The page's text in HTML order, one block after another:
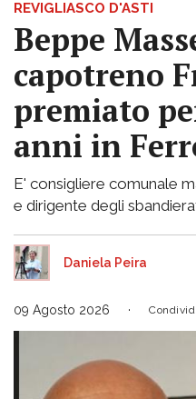
REVIGLIASCO D'ASTI
Beppe
capotreno
premiato
anni in
E' consigliere comunale
e dirigente degli
Daniela Peira
09 Agosto 2026 Condividi